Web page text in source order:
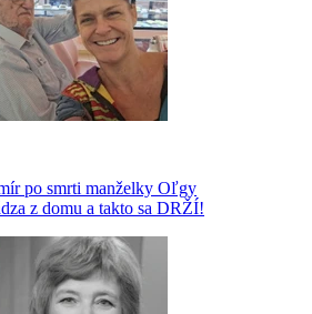
po smrti manželky Oľgy
z domu a takto sa DRŽÍ!